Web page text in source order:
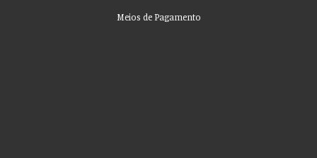
Meios de Pagamento